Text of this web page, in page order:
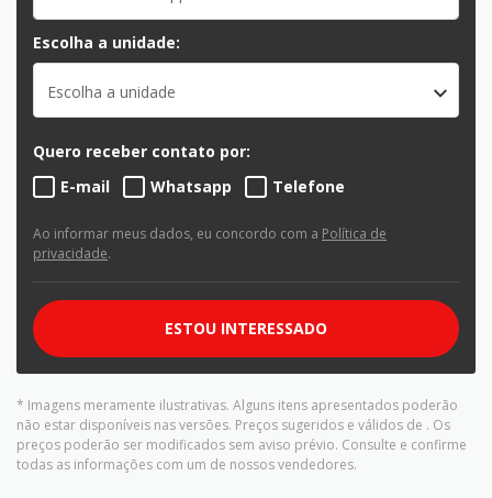
Escolha a unidade:
Escolha a unidade
Quero receber contato por:
E-mail
Whatsapp Telefone
Ao informar meus dados, eu concordo com a Política de
privacidade.
ESTOU INTERESSADO
* Imagens meramente ilustrativas. Alguns itens apresentados poderão
não estar disponíveis nas versões. Preços sugeridos e válidos de . Os
preços poderão ser modificados sem aviso prévio. Consulte e confirme
todas as informações com um de nossos vendedores.